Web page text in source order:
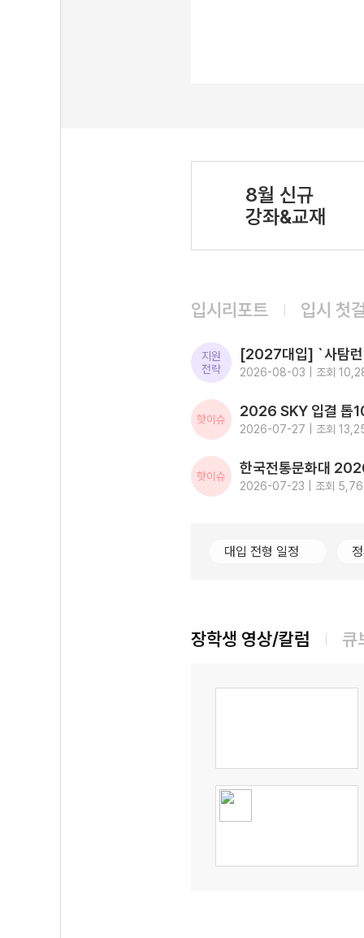
8월 신규
강좌&교재
입시리포트 입시 첫
지원
전략
2026-08-03 | 조회
핫이슈
2026-07-27 | 조회
핫이슈
2026-07-23 | 조회
대입 전형 일정
장학생 영상/칼럼 큐